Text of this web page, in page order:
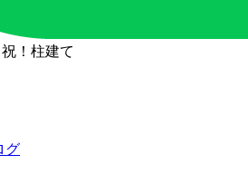
祝！柱建て
グ